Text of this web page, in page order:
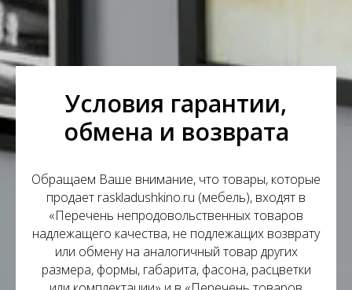
Условия гарантии,
обмена и возврата
Обращаем Ваше внимание, что товары, которые
продает raskladushkino.ru (мебель), входят в
«Перечень непродовольственных товаров
надлежащего качества, не подлежащих возврату
или обмену на аналогичный товар других
размера, формы, габарита, фасона, расцветки